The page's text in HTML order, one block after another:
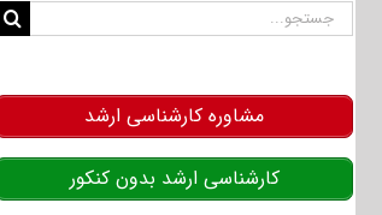
جستجو
مشاوره کارشناسی ارشد
کارشناسی ارشد بدون کنکور